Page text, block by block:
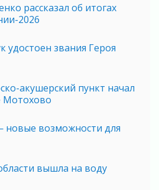
рассказал об итогах
2026
удостоен звания Героя
акушерский пункт начал
Мотохово
возможности для
вышла на воду